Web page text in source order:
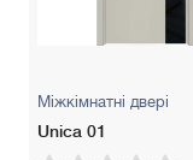
Міжкімнатні двері
Unica 01